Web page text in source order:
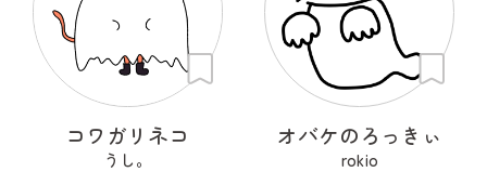
コワガリネコ
うし。
オバケのろっきぃ
rokio